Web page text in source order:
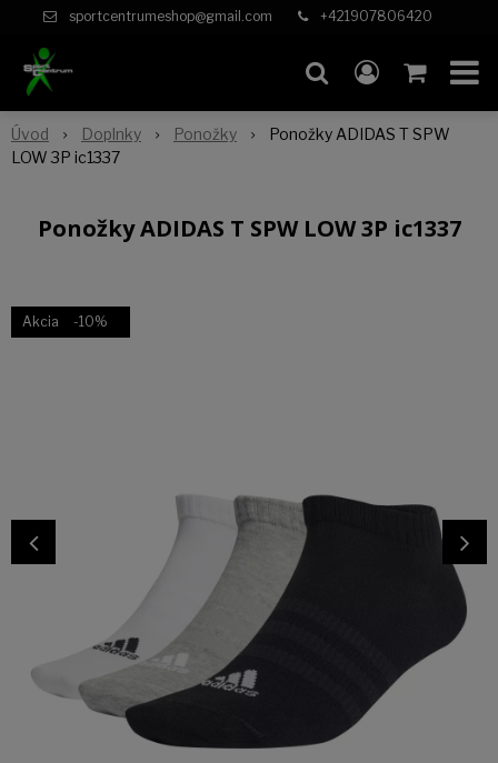
sportcentrumeshop@gmail.com +421907806420
Úvod Doplnky Ponožky
Ponožky ADIDAS T SPW
LOW 3P ic1337
Ponožky ADIDAS T SPW LOW 3P ic1337
Akcia -10%